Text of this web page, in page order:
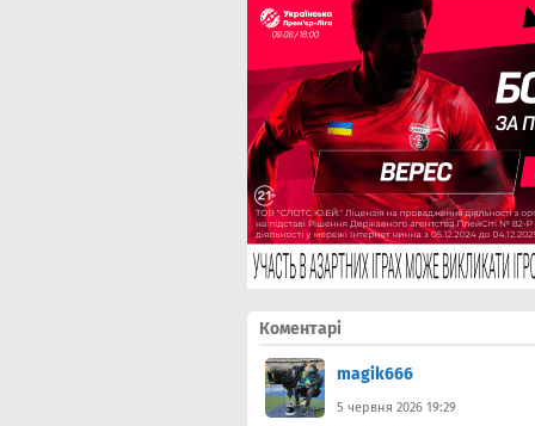
Коментарі
magik666
5 червня 2026 19:29